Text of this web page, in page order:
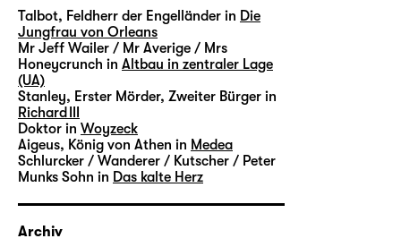
Talbot, Feldherr der Engelländer in Die
Jungfrau von Orleans
Mr Jeff Wailer / Mr Averige / Mrs
Honeycrunch in Altbau in zentraler Lage
(UA)
Stanley, Erster Mörder, Zweiter Bürger in
Richard III
Doktor in Woyzeck
Aigeus, König von Athen in Medea
Schlurcker / Wanderer / Kutscher / Peter
Munks Sohn in Das kalte Herz
Archiv